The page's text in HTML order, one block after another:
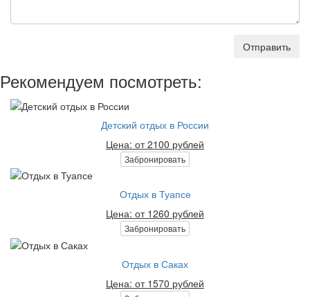
Отправить
Рекомендуем посмотреть:
Детский отдых в России
Цена: от 2100 рублей
Забронировать
Отдых в Туапсе
Цена: от 1260 рублей
Забронировать
Отдых в Саках
Цена: от 1570 рублей